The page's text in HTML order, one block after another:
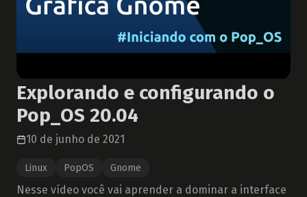
Explorando e configurando o
Pop_OS 20.04
10 de junho de 2021
Linux PopOS Gnome
Nesse vídeo você vai aprender a dominar a interface